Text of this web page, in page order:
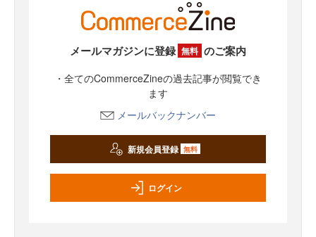
メールマガジンに登録 無料 のご案内
・全てのCommerceZineの過去記事が閲覧でき
ます
メールバックナンバー
新規会員登録 無料
ログイン